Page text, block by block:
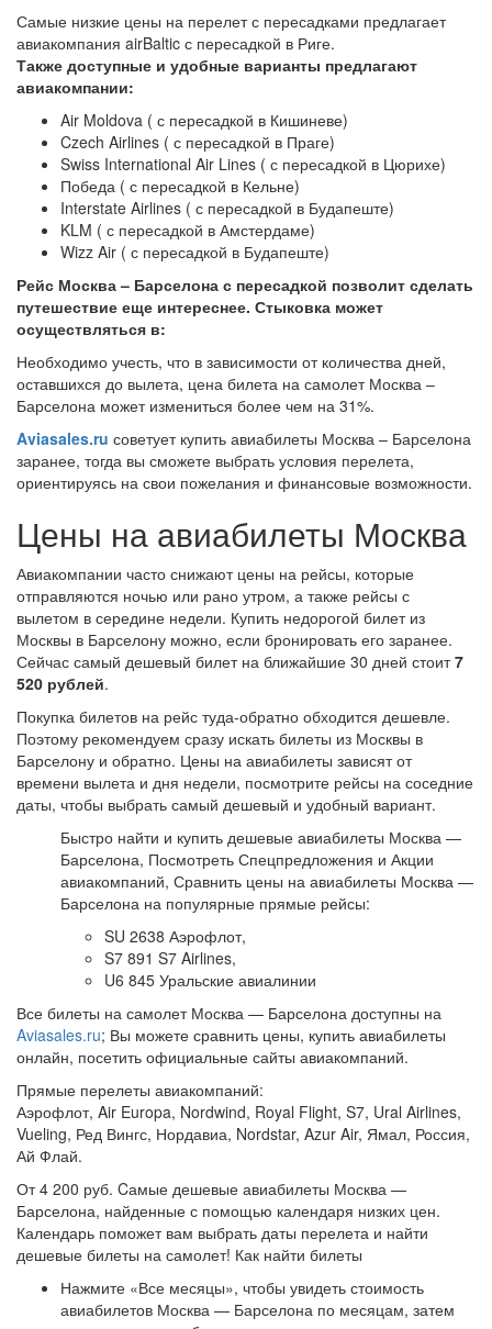
Самые низкие цены на перелет с пересадками предлагает
авиакомпания airBaltic с пересадкой в Риге.
Также доступные и удобные варианты предлагают
авиакомпании:
Air Moldova ( с пересадкой в Кишиневе)
Czech Airlines ( с пересадкой в Праге)
Swiss International Air Lines ( с пересадкой в Цюрихе)
Победа ( с пересадкой в Кельне)
Interstate Airlines ( с пересадкой в Будапеште)
KLM ( с пересадкой в Амстердаме)
Wizz Air ( с пересадкой в Будапеште)
Рейс Москва – Барселона с пересадкой позволит сделать
путешествие еще интереснее. Стыковка может
осуществляться в:
Необходимо учесть, что в зависимости от количества дней,
оставшихся до вылета, цена билета на самолет Москва –
Барселона может измениться более чем на 31%.
Aviasales.ru советует купить авиабилеты Москва – Барселона
заранее, тогда вы сможете выбрать условия перелета,
ориентируясь на свои пожелания и финансовые возможности.
Цены на авиабилеты Москва
Авиакомпании часто снижают цены на рейсы, которые
отправляются ночью или рано утром, а также рейсы с
вылетом в середине недели. Купить недорогой билет из
Москвы в Барселону можно, если бронировать его заранее.
Сейчас самый дешевый билет на ближайшие 30 дней стоит7
520 рублей.
Покупка билетов на рейс туда-обратно обходится дешевле.
Поэтому рекомендуем сразу искать билеты из Москвы в
Барселону и обратно. Цены на авиабилеты зависят от
времени вылета и дня недели, посмотрите рейсы на соседние
даты, чтобы выбрать самый дешевый и удобный вариант.
Быстро найти и купить дешевые авиабилеты Москва —
Барселона, Посмотреть Спецпредложения и Акции
авиакомпаний, Сравнить цены на авиабилеты Москва —
Барселона на популярные прямые рейсы:
SU 2638 Аэрофлот,
S7 891 S7 Airlines,
U6 845 Уральские авиалинии
Все билеты на самолет Москва — Барселона доступны на
Aviasales.ru; Вы можете сравнить цены, купить авиабилеты
онлайн, посетить официальные сайты авиакомпаний.
Прямые перелеты авиакомпаний:
Аэрофлот, Air Europa, Nordwind, Royal Flight, S7, Ural Airlines,
Vueling, Ред Вингс, Нордавиа, Nordstar, Azur Air, Ямал, Россия,
Ай Флай.
От 4 200 руб. Cамые дешевые авиабилеты Москва —
Барселона, найденные с помощью календаря низких цен.
Календарь поможет вам выбрать даты перелета и найти
дешевые билеты на самолет! Как найти билеты
Нажмите «Все месяцы», чтобы увидеть стоимость
авиабилетов Москва — Барселона по месяцам, затем